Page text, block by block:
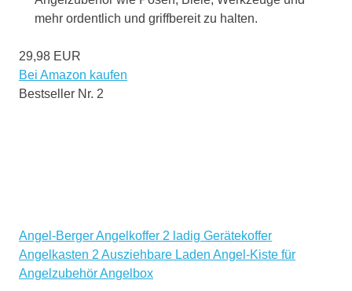
mehr ordentlich und griffbereit zu halten.
29,98 EUR
Bei Amazon kaufen
Bestseller Nr. 2
Angel-Berger Angelkoffer 2 ladig Gerätekoffer
Angelkasten 2 Ausziehbare Laden Angel-Kiste für
Angelzubehör Angelbox